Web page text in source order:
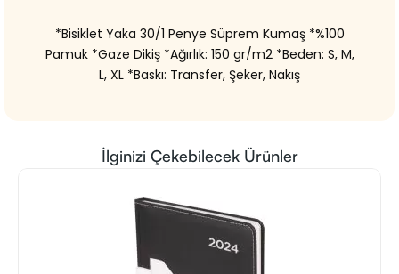
*Bisiklet Yaka 30/1 Penye Süprem Kumaş *%100
Pamuk *Gaze Dikiş *Ağırlık: 150 gr/m2 *Beden: S, M,
L, XL *Baskı: Transfer, Şeker, Nakış
İlginizi Çekebilecek Ürünler